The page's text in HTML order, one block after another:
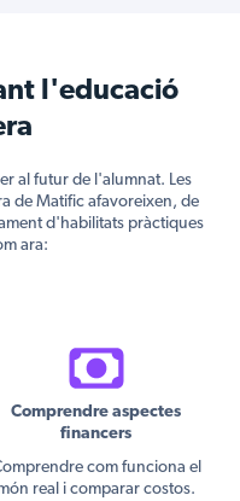
l'educació
al futur de l'alumnat. Les
de Matific afavoreixen, de
d'habilitats pràctiques
ara:
Comprendre aspectes
financers
com funciona el
real i comparar costos.